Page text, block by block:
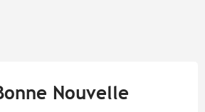
Nouvelle